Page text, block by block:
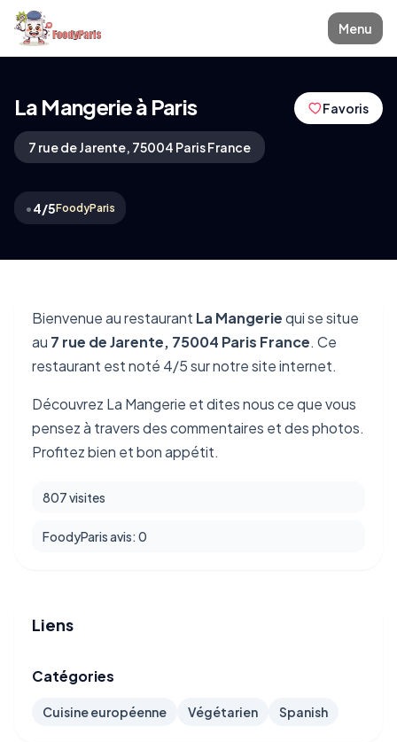
Menu
La Mangerie à Paris
7 rue de Jarente, 75004 Paris France
•4/5FoodyParis
Favoris
Bienvenue au restaurant La Mangeriequi se situe
au 7 rue de Jarente, 75004 Paris France. Ce
restaurant est noté 4/5 sur notre site internet.
Découvrez La Mangerie et dites nous ce que vous
pensez à travers des commentaires et des photos.
Profitez bien et bon appétit.
807 visites
FoodyParis avis: 0
Liens
Catégories
Cuisine européenne Végétarien Spanish